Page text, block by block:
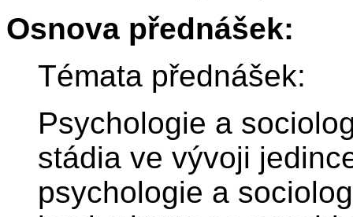
Osnova přednášek:
Témata přednášek:
Psychologie a
stádia ve vývoji
psychologie a